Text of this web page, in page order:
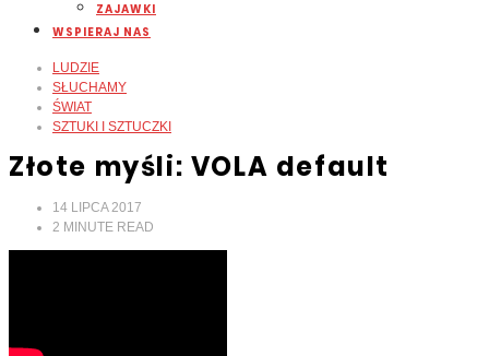
ZAJAWKI
WSPIERAJ NAS
LUDZIE
SŁUCHAMY
ŚWIAT
SZTUKI I SZTUCZKI
Złote myśli: VOLA default
14 LIPCA 2017
2 MINUTE READ